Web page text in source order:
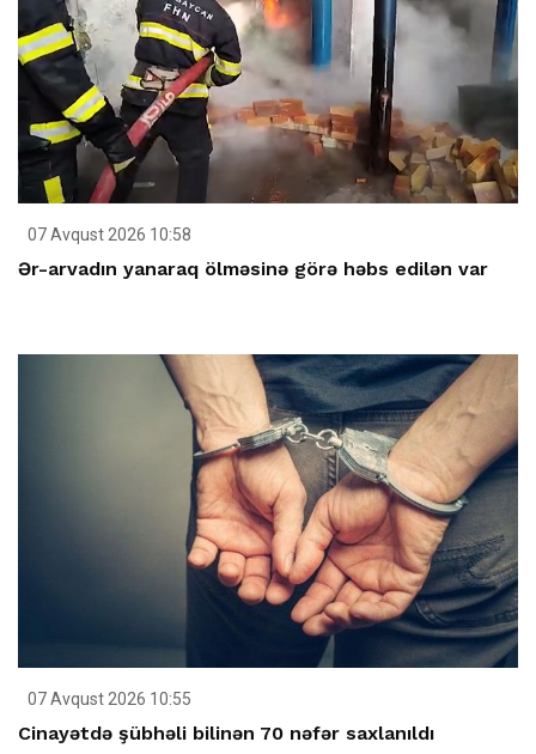
07 Avqust 2026 10:58
Ər-arvadın yanaraq ölməsinə görə həbs edilən var
07 Avqust 2026 10:55
Cinayətdə şübhəli bilinən 70 nəfər saxlanıldı